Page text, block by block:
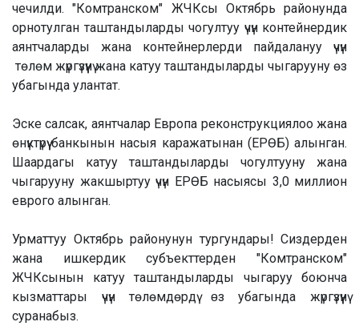
чечилди. "Комтранском" ЖЧКсы Октябрь районунда
орнотулган таштандыларды чогултуу үчүн контейнердик
аянтчаларды жана контейнерлерди пайдалануу үчүн
төлөм жүргүзүүнү жана катуу таштандыларды чыгарууну өз
убагында улантат.
Эске салсак, аянтчалар Европа реконструкциялоо жана
өнүктүрүү банкынын насыя каражатынан (ЕРӨБ) алынган.
Шаардагы катуу таштандыларды чогултууну жана
чыгарууну жакшыртуу үчүн ЕРӨБ насыясы 3,0 миллион
еврого алынган.
Урматтуу Октябрь районунун тургундары! Сиздерден
жана ишкердик субъекттерден "Комтранском"
ЖЧКсынын катуу таштандыларды чыгаруу боюнча
кызматтары үчүн төлөмдөрдү ɵз убагында жүргүзүүнү
суранабыз.